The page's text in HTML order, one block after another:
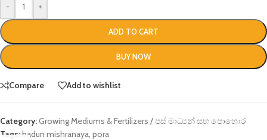
- +
ADD TO CART
BUY NOW
Compare Add to wishlist
Category:Growing Mediums & Fertilizers / පස් මාධ්‍යන් සහ පොහොර
Tags:badun mishranaya pora